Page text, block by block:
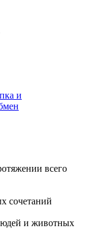
и
всего
сочетаний
и животных